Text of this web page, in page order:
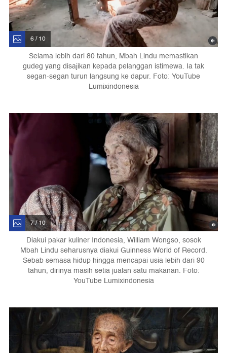
6 / 10
Selama lebih dari 80 tahun, Mbah Lindu memastikan
gudeg yang disajikan kepada pelanggan istimewa. Ia tak
segan-segan turun langsung ke dapur. Foto: YouTube
Lumixindonesia
7 / 10
Diakui pakar kuliner Indonesia, William Wongso, sosok
Mbah Lindu seharusnya diakui Guinness World of Record.
Sebab semasa hidup hingga mencapai usia lebih dari 90
tahun, dirinya masih setia jualan satu makanan. Foto:
YouTube Lumixindonesia